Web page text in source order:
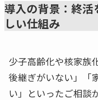
導入の背景：終
しい仕組み
少子高齢化や核家族
後継ぎがいない」「
い」といったご相談